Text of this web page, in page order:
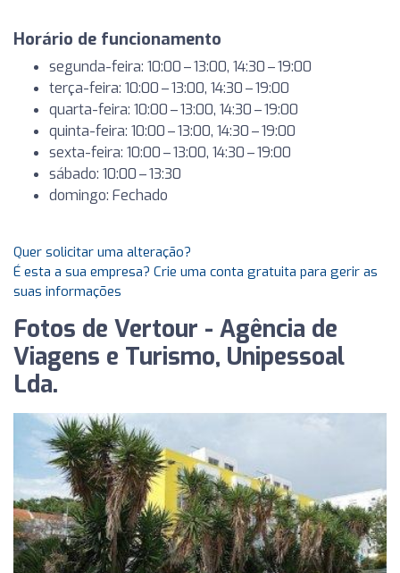
Horário de funcionamento
segunda-feira: 10:00 – 13:00, 14:30 – 19:00
terça-feira: 10:00 – 13:00, 14:30 – 19:00
quarta-feira: 10:00 – 13:00, 14:30 – 19:00
quinta-feira: 10:00 – 13:00, 14:30 – 19:00
sexta-feira: 10:00 – 13:00, 14:30 – 19:00
sábado: 10:00 – 13:30
domingo: Fechado
Quer solicitar uma alteração?
É esta a sua empresa? Crie uma conta gratuita para gerir as
suas informações
Fotos de Vertour - Agência de
Viagens e Turismo, Unipessoal
Lda.